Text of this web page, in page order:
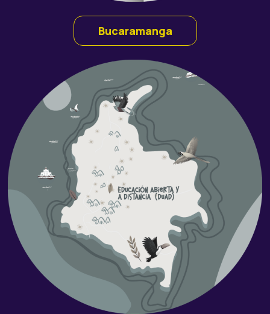
Bucaramanga